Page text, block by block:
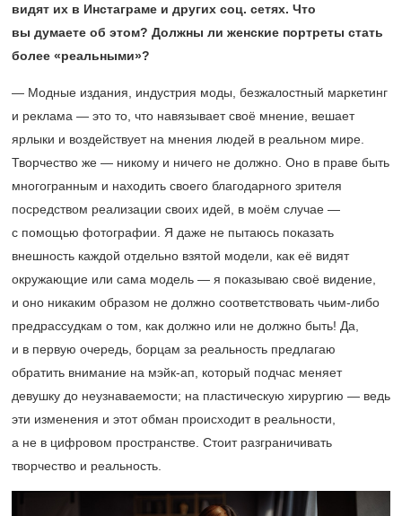
видят их в Инстаграме и других соц. сетях. Что
вы думаете об этом? Должны ли женские портреты стать
более «реальными»?
— Модные издания, индустрия моды, безжалостный маркетинг
и реклама — это то, что навязывает своё мнение, вешает
ярлыки и воздействует на мнения людей в реальном мире.
Творчество же — никому и ничего не должно. Оно в праве быть
многогранным и находить своего благодарного зрителя
посредством реализации своих идей, в моём случае —
с помощью фотографии. Я даже не пытаюсь показать
внешность каждой отдельно взятой модели, как её видят
окружающие или сама модель — я показываю своё видение,
и оно никаким образом не должно соответствовать чьим-либо
предрассудкам о том, как должно или не должно быть! Да,
и в первую очередь, борцам за реальность предлагаю
обратить внимание на мэйк-ап, который подчас меняет
девушку до неузнаваемости; на пластическую хирургию — ведь
эти изменения и этот обман происходит в реальности,
а не в цифровом пространстве. Стоит разграничивать
творчество и реальность.